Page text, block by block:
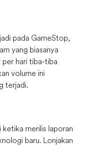
pada GameStop,
yang biasanya
per hari tiba-tiba
volume ini
terjadi.
merilis laporan
baru. Lonjakan